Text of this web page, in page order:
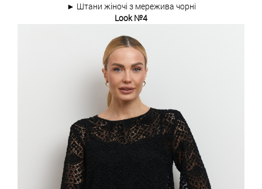
► Штани жіночі з мережива чорні
Look №4